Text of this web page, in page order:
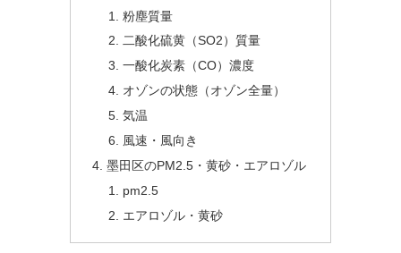
粉塵質量
二酸化硫黄（SO2）質量
一酸化炭素（CO）濃度
オゾンの状態（オゾン全量）
気温
風速・風向き
墨田区のPM2.5・黄砂・エアロゾル
pm2.5
エアロゾル・黄砂